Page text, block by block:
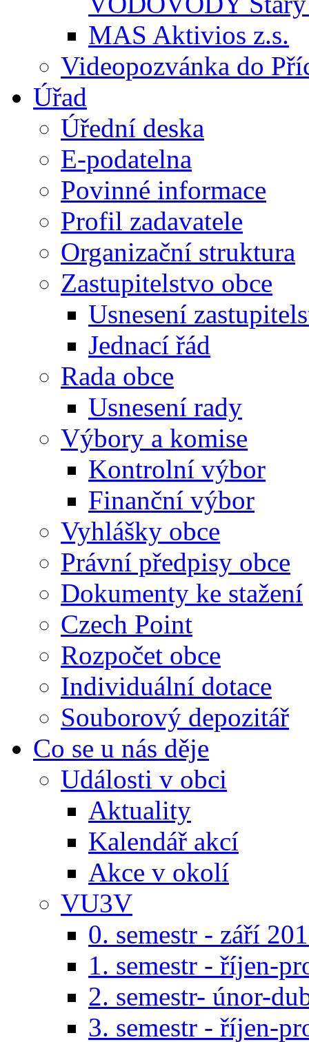
MAS Aktivios z.s.
Videopozvánka do
Úřad
Úřední deska
E-podatelna
Povinné informace
Profil zadavatele
Organizační struktura
Zastupitelstvo obce
Usnesení
Jednací řád
Rada obce
Usnesení rady
Výbory a komise
Kontrolní výbor
Finanční výbor
Vyhlášky obce
Právní předpisy obce
Dokumenty ke stažení
Czech Point
Rozpočet obce
Individuální dotace
Souborový depozitář
Co se u nás děje
Události v obci
Aktuality
Kalendář akcí
Akce v okolí
VU3V
0. semestr - září
1. semestr - říjen-
2. semestr- únor-
3. semestr - říjen-